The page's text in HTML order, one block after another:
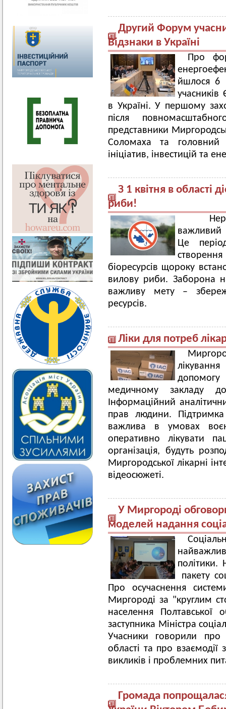
Другий Форум
Відзнаки в Україні
Про
йшлося 6
учасників
в Україні. У першому
після
представники
Соломаха та головний
ініціатив, інвестицій та
З 1 квітня в області
риби!
важливий
Це
біоресурсів щороку
вилову риби. Заборона
важливу мету –
ресурсів.
Ліки для потреб
медичному закладу
Інформаційний
прав людини.
важлива в умовах
оперативно лікувати
організація, будуть
Миргородської лікарні
відеосюжеті.
У Миргороді
моделей надання
політики.
пакету
Про осучаснення
Миргороді за "круглим
населення Полтавської
заступника Міністра
Учасники говорили про
області та про взаємодії
викликів і проблемних
Громада